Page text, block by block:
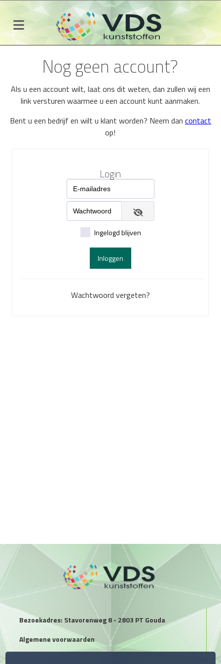
Nog geen account?
Als u een account wilt, laat ons dit weten, dan zullen wij een
link versturen waarmee u een account kunt aanmaken.
Bent u een bedrijf en wilt u klant worden? Neem dan contact
op!
Login
Ingelogd blijven
Inloggen
Wachtwoord vergeten?
Bezoekadres: Stavorenweg 8 - 2803 PT Gouda
Algemene voorwaarden